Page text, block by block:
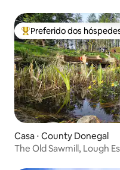
Entre os melhores
Preferido dos
Casa ⋅ County Donegal
The Old Sawmill, Lough